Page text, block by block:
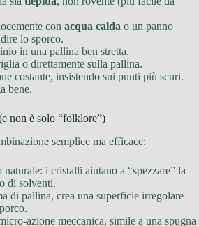
con acqua calda o un panno
lo sporco.
in una pallina ben stretta.
o direttamente sulla pallina.
costante, insistendo sui punti più scuri.
bene.
non è solo “folklore”)
semplice ma efficace:
naturale: i cristalli aiutano a “spezzare” la
di solventi.
di pallina, crea una superficie irregolare
azione meccanica, simile a una spugna